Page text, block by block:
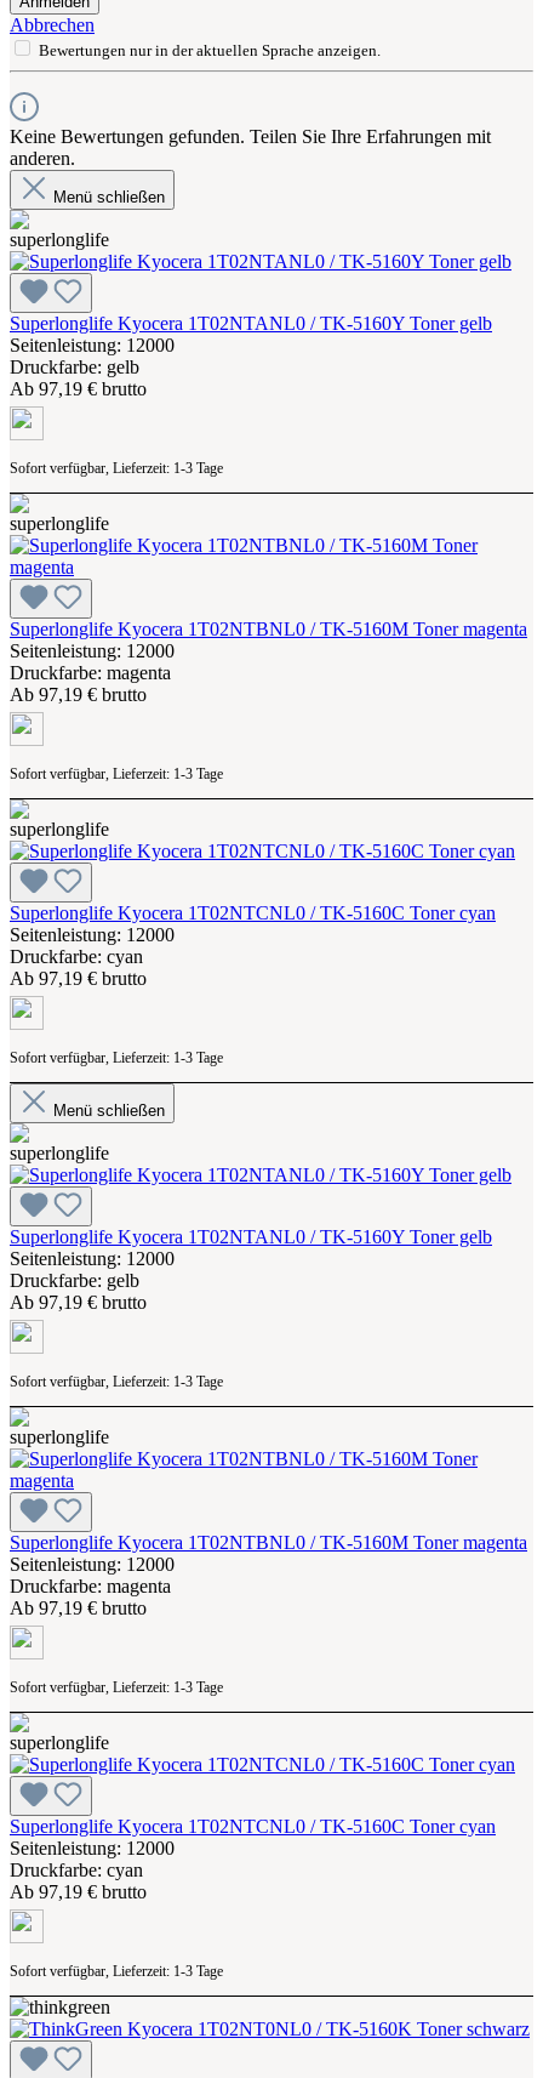
Abbrechen
Bewertungen nur in der aktuellen Sprache anzeigen.
Keine Bewertungen gefunden. Teilen Sie Ihre Erfahrungen mit
anderen.
Menü schließen
Superlonglife Kyocera 1T02NTANL0 / TK-5160Y Toner gelb
Seitenleistung: 12000
Druckfarbe: gelb
Ab 97,19 € brutto
Sofort verfügbar, Lieferzeit: 1-3 Tage
Superlonglife Kyocera 1T02NTBNL0 / TK-5160M Toner magenta
Seitenleistung: 12000
Druckfarbe: magenta
Ab 97,19 € brutto
Sofort verfügbar, Lieferzeit: 1-3 Tage
Superlonglife Kyocera 1T02NTCNL0 / TK-5160C Toner cyan
Seitenleistung: 12000
Druckfarbe: cyan
Ab 97,19 € brutto
Sofort verfügbar, Lieferzeit: 1-3 Tage
Menü schließen
Superlonglife Kyocera 1T02NTANL0 / TK-5160Y Toner gelb
Seitenleistung: 12000
Druckfarbe: gelb
Ab 97,19 € brutto
Sofort verfügbar, Lieferzeit: 1-3 Tage
Superlonglife Kyocera 1T02NTBNL0 / TK-5160M Toner magenta
Seitenleistung: 12000
Druckfarbe: magenta
Ab 97,19 € brutto
Sofort verfügbar, Lieferzeit: 1-3 Tage
Superlonglife Kyocera 1T02NTCNL0 / TK-5160C Toner cyan
Seitenleistung: 12000
Druckfarbe: cyan
Ab 97,19 € brutto
Sofort verfügbar, Lieferzeit: 1-3 Tage